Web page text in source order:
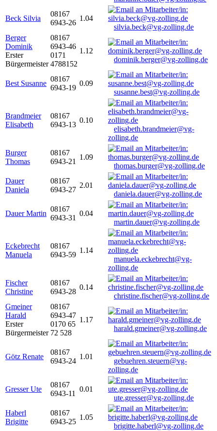
Beck Silvia
08167
6943-26
1.04
silvia.beck@vg-zolling.de
Berger
Dominik
Erster
Bürgermeister
08167
6943-46
0171
4788152
1.12
dominik.berger@vg-zolling.de
Best Susanne
08167
6943-19
0.09
susanne.best@vg-zolling.de
Brandmeier
Elisabeth
08167
6943-13
0.10
elisabeth.brandmeier@vg-
zolling.de
Burger
Thomas
08167
6943-21
1.09
thomas.burger@vg-zolling.de
Dauer
Daniela
08167
6943-27
2.01
daniela.dauer@vg-zolling.de
Dauer Martin
08167
6943-31
0.04
martin.dauer@vg-zolling.de
Eckebrecht
Manuela
08167
6943-59
1.14
manuela.eckebrecht@vg-
zolling.de
Fischer
Christine
08167
6943-28
0.14
christine.fischer@vg-zolling.de
Gmeiner
Harald
Erster
Bürgermeister
08167
6943-47
0170 65
72 528
1.17
harald.gmeiner@vg-zolling.de
Götz Renate
08167
6943-24
1.01
gebuehren.steuern@vg-
zolling.de
Gresser Ute
08167
6943-11
0.01
ute.gresser@vg-zolling.de
Haberl
Brigitte
08167
6943-25
1.05
brigitte.haberl@vg-zolling.de